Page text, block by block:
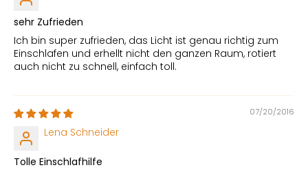
sehr Zufrieden
Ich bin super zufrieden, das Licht ist genau richtig zum
Einschlafen und erhellt nicht den ganzen Raum, rotiert
auch nicht zu schnell, einfach toll.
07/20/2016
Lena Schneider
Tolle Einschlafhilfe